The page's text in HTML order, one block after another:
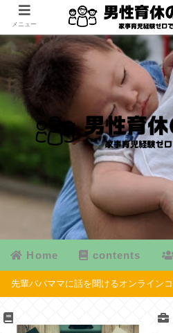
Home contents
先輩パパママに話を聞けるオンライン
メニュー